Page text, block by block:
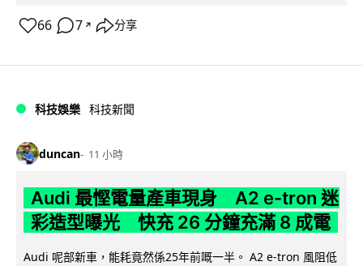
66 7 ↗ 分享
科技娛樂 科技新聞
duncan 11 小時
Audi 最慳電量產車現身 A2 e-tron 迷
彩造型曝光 快充 26 分鐘充滿 8 成電
Audi 呢部新車，能耗竟然係25年前嘅一半。 A2 e-tron 風阻低